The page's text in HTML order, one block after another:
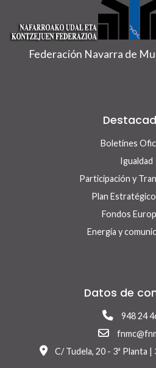
Federación Navarra de
Boletines
Igualdad
Participación y
Plan
Fondos
Energía y
Datos de
948 24
C/ Tudela, 20 - 3ª Planta